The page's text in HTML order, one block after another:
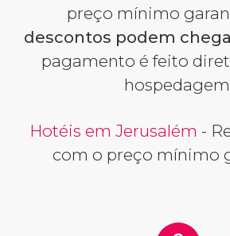
preço mínimo
descontos podem
pagamento é feito
Hotéis em Jerusalém -
com o preço mínimo